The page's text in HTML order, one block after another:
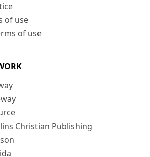
of use
of use
Christian Publishing